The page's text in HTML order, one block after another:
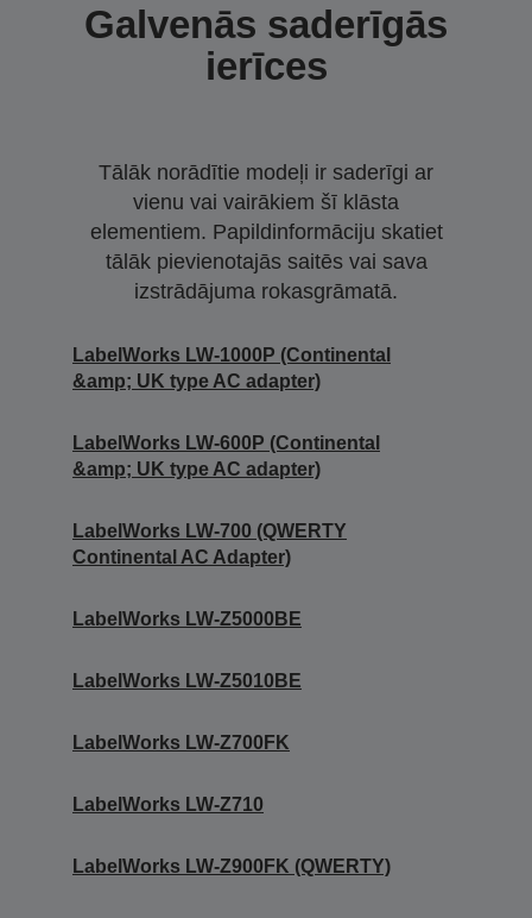
Galvenās saderīgās
ierīces
Tālāk norādītie modeļi ir saderīgi ar
vienu vai vairākiem šī klāsta
elementiem. Papildinformāciju skatiet
tālāk pievienotajās saitēs vai sava
izstrādājuma rokasgrāmatā.
LabelWorks LW-1000P (Continental
&amp; UK type AC adapter)
LabelWorks LW-600P (Continental
&amp; UK type AC adapter)
LabelWorks LW-700 (QWERTY
Continental AC Adapter)
LabelWorks LW-Z5000BE
LabelWorks LW-Z5010BE
LabelWorks LW-Z700FK
LabelWorks LW-Z710
LabelWorks LW-Z900FK (QWERTY)